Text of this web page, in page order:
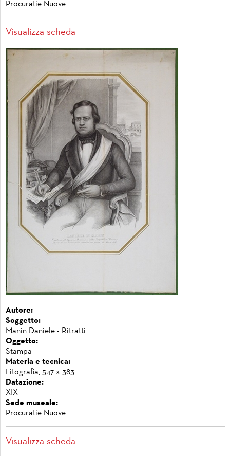
Procuratie Nuove
Visualizza scheda
Autore:
Soggetto:
Manin Daniele - Ritratti
Oggetto:
Stampa
Materia e tecnica:
Litografia, 547 x 383
Datazione:
XIX
Sede museale:
Procuratie Nuove
Visualizza scheda